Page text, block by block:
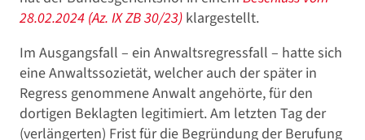
28.02.2024 (Az. IX ZB 30/23) klargestellt.
Im Ausgangsfall – ein Anwaltsregressfall – hatte sich
eine Anwaltssozietät, welcher auch der später in
Regress genommene Anwalt angehörte, für den
dortigen Beklagten legitimiert. Am letzten Tag der
(verlängerten) Frist für die Begründung der Berufung